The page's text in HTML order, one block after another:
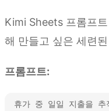
Kimi Sheets 프롬프
해 만들고 싶은 세련
프롬프트:
휴가 중 일일 지출을 추